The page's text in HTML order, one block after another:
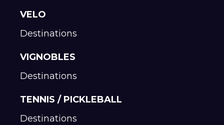
VELO
Destinations
VIGNOBLES
Destinations
TENNIS / PICKLEBALL
Destinations